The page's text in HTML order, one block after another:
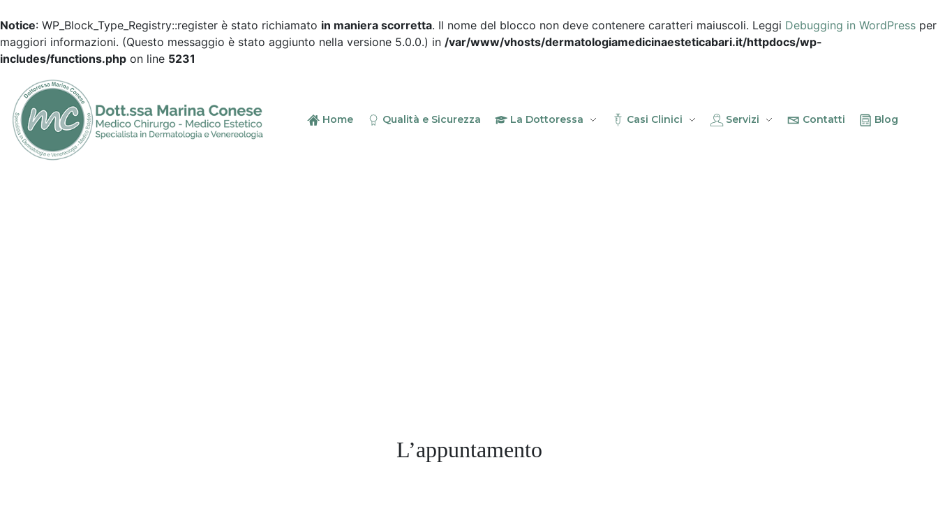
Notice: WP_Block_Type_Registry::register è stato richiamato in maniera scorretta. Il nome del blocco non deve contenere caratteri maiuscoli. Leggi Debugging in WordPress per
maggiori informazioni. (Questo messaggio è stato aggiunto nella versione 5.0.0.) in /var/www/vhosts/dermatologiamedicinaesteticabari.it/httpdocs/wp-
includes/functions.php on line 5231
Home Qualità e Sicurezza La Dottoressa Casi Clinici Servizi Contatti Blog
L’appuntamento